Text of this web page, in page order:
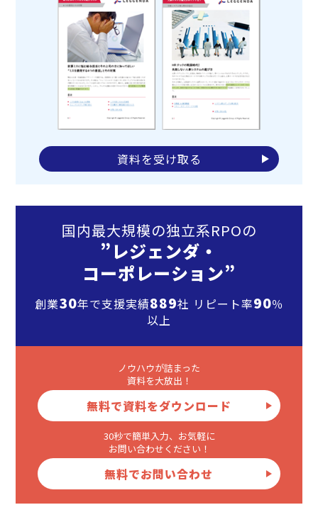
資料を受け取る
国内最大規模の独立系RPOの
”レジェンダ・
コーポレーション”
創業30年で支援実績889社 リピート率90％
以上
ノウハウが詰まった
資料を大放出！
無料で資料をダウンロード
30秒で簡単入力、お気軽に
お問い合わせください！
無料でお問い合わせ